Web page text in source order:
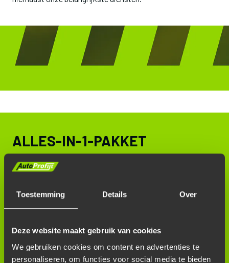
Toestemming Details Over
Deze website maakt gebruik van cookies
We gebruiken cookies om content en advertenties te
personaliseren, om functies voor social media te bieden
ALLES-IN-1-PAKKET
HULP IN NEDERLAND,
Hulp ter plaatse: thuis, op werk of onderweg
Transport naar je eigen garage
24 UUR PER DAG BEREIKBAAR